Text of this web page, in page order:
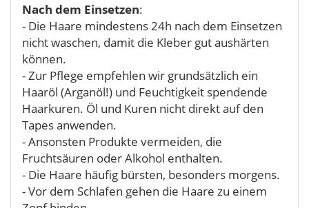
Nach dem Einsetzen:
- Die Haare mindestens 24h nach dem Einsetzen
nicht waschen, damit die Kleber gut aushärten
können.
- Zur Pflege empfehlen wir grundsätzlich ein
Haaröl (Arganöl!) und Feuchtigkeit spendende
Haarkuren. Öl und Kuren nicht direkt auf den
Tapes anwenden.
- Ansonsten Produkte vermeiden, die
Fruchtsäuren oder Alkohol enthalten.
- Die Haare häufig bürsten, besonders morgens.
- Vor dem Schlafen gehen die Haare zu einem